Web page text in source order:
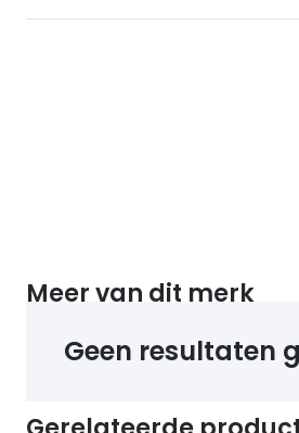
Meer van dit merk
Geen resultaten